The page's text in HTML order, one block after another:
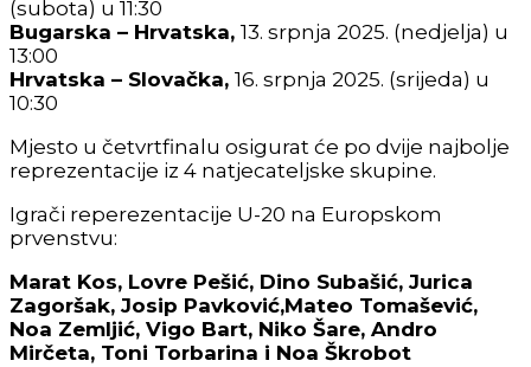
(subota) u 11:30
Bugarska – Hrvatska, 13. srpnja 2025. (nedjelja) u
13:00
Hrvatska – Slovačka, 16. srpnja 2025. (srijeda) u
10:30
Mjesto u četvrtfinalu osigurat će po dvije najbolje
reprezentacije iz 4 natjecateljske skupine.
Igrači reperezentacije U-20 na Europskom
prvenstvu:
Marat Kos, Lovre Pešić, Dino Subašić, Jurica
Zagoršak, Josip Pavković,Mateo Tomašević,
Noa Zemljić, Vigo Bart, Niko Šare, Andro
Mirčeta, Toni Torbarina i Noa Škrobot